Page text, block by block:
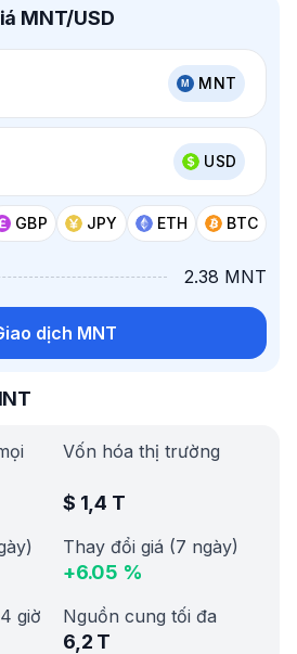
MNT/USD
MNT
USD
GBP JPY ETH BTC
2.38 MNT
dịch MNT
Vốn hóa thị trường
$ 1,4 T
Thay đổi giá (7 ngày)
+6.05 %
giờ Nguồn cung tối đa
6,2 T